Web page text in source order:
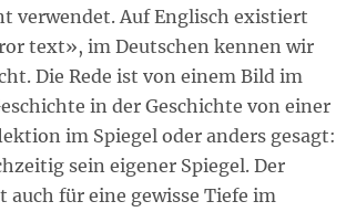
verwendet. Auf Englisch existiert
text», im Deutschen kennen wir
Die Rede ist von einem Bild im
in der Geschichte von einer
im Spiegel oder anders gesagt:
sein eigener Spiegel. Der
auch für eine gewisse Tiefe im